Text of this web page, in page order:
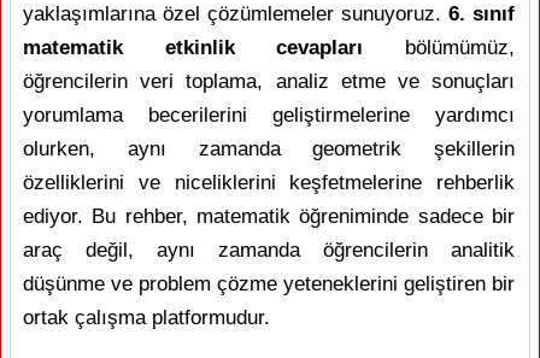
yaklaşımlarına özel çözümlemeler sunuyoruz. 6. sınıf
matematik etkinlik cevapları bölümümüz,
öğrencilerin veri toplama, analiz etme ve sonuçları
yorumlama becerilerini geliştirmelerine yardımcı
olurken, aynı zamanda geometrik şekillerin
özelliklerini ve niceliklerini keşfetmelerine rehberlik
ediyor. Bu rehber, matematik öğreniminde sadece bir
araç değil, aynı zamanda öğrencilerin analitik
düşünme ve problem çözme yeteneklerini geliştiren bir
ortak çalışma platformudur.